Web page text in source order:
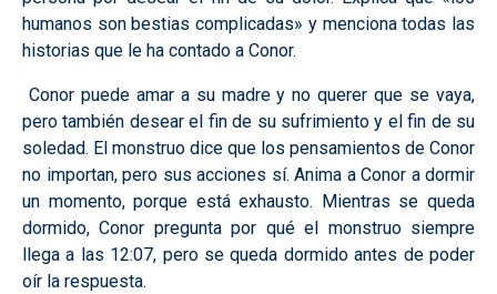
humanos son bestias complicadas» y menciona todas las
historias que le ha contado a Conor.
Conor puede amar a su madre y no querer que se vaya,
pero también desear el fin de su sufrimiento y el fin de su
soledad. El monstruo dice que los pensamientos de Conor
no importan, pero sus acciones sí. Anima a Conor a dormir
un momento, porque está exhausto. Mientras se queda
dormido, Conor pregunta por qué el monstruo siempre
llega a las 12:07, pero se queda dormido antes de poder
oír la respuesta.